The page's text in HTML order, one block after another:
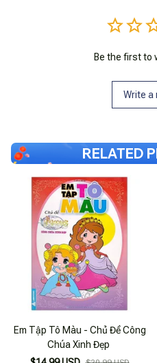
Be the first to
Write a
RELATED
Em Tập Tô Màu - Chủ Đề Công
Chúa Xinh Đẹp